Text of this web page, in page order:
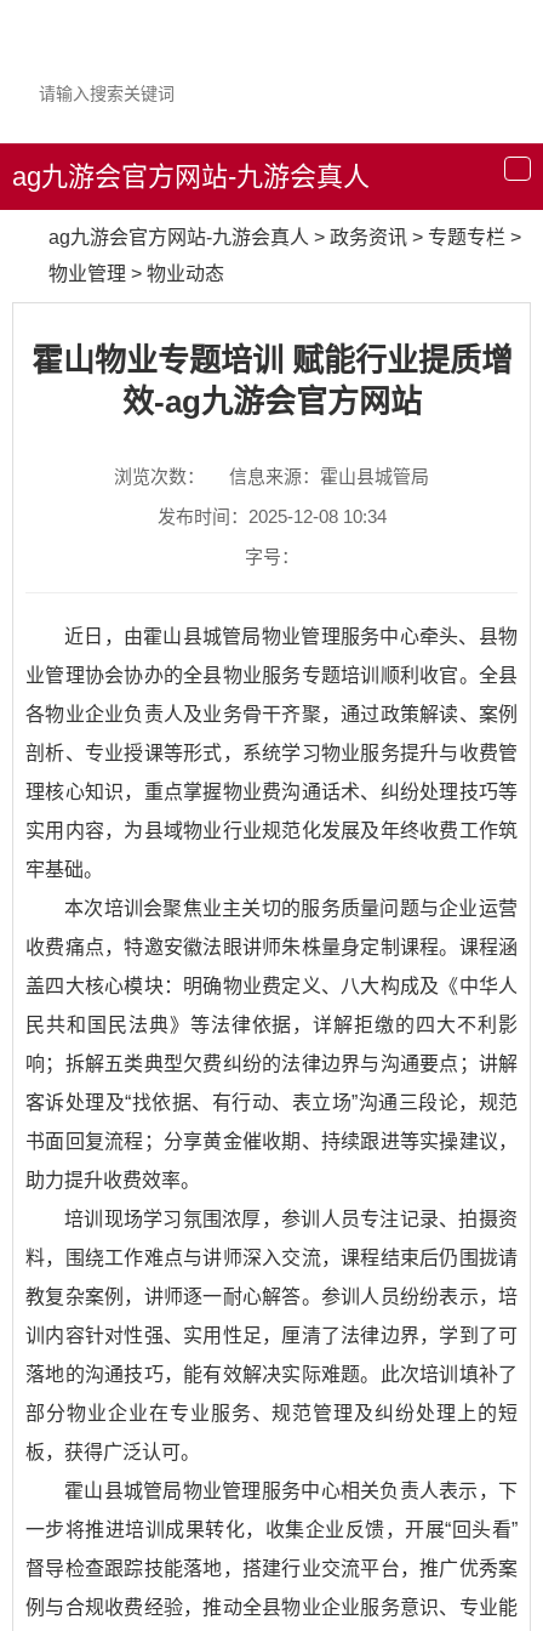
导
航
ag九游会官方网站-九游会真人
ag九游会官方网站-九游会真人 > 政务资讯 > 专题专栏 >
物业管理 > 物业动态
霍山物业专题培训 赋能行业提质增
效-ag九游会官方网站
浏览次数：
信息来源：霍山县城管局
发布时间：2025-12-08 10:34
字号：
近日，由霍山县城管局物业管理服务中心牵头、县物
业管理协会协办的全县物业服务专题培训顺利收官。全县
各物业企业负责人及业务骨干齐聚，通过政策解读、案例
剖析、专业授课等形式，系统学习物业服务提升与收费管
理核心知识，重点掌握物业费沟通话术、纠纷处理技巧等
实用内容，为县域物业行业规范化发展及年终收费工作筑
牢基础。
本次培训会聚焦业主关切的服务质量问题与企业运营
收费痛点，特邀安徽法眼讲师朱株量身定制课程。课程涵
盖四大核心模块：明确物业费定义、八大构成及《中华人
民共和国民法典》等法律依据，详解拒缴的四大不利影
响；拆解五类典型欠费纠纷的法律边界与沟通要点；讲解
客诉处理及“找依据、有行动、表立场”沟通三段论，规范
书面回复流程；分享黄金催收期、持续跟进等实操建议，
助力提升收费效率。
培训现场学习氛围浓厚，参训人员专注记录、拍摄资
料，围绕工作难点与讲师深入交流，课程结束后仍围拢请
教复杂案例，讲师逐一耐心解答。参训人员纷纷表示，培
训内容针对性强、实用性足，厘清了法律边界，学到了可
落地的沟通技巧，能有效解决实际难题。此次培训填补了
部分物业企业在专业服务、规范管理及纠纷处理上的短
板，获得广泛认可。
霍山县城管局物业管理服务中心相关负责人表示，下
一步将推进培训成果转化，收集企业反馈，开展“回头看”
督导检查跟踪技能落地，搭建行业交流平台，推广优秀案
例与合规收费经验，推动全县物业企业服务意识、专业能